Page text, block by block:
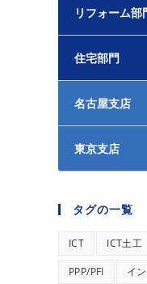
リフォーム部
住宅部門
名古屋支店
東京支店
タグの一覧
ICT ICT土工
PPP/PFI イ